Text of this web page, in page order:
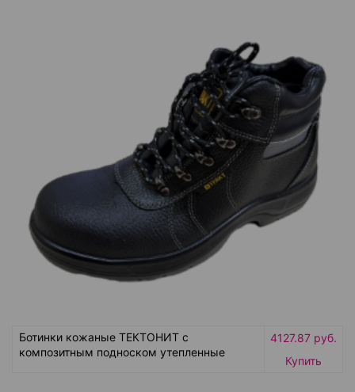
Ботинки кожаные ТЕКТОНИТ с
композитным подноском утепленные
4127.87 руб.
Купить